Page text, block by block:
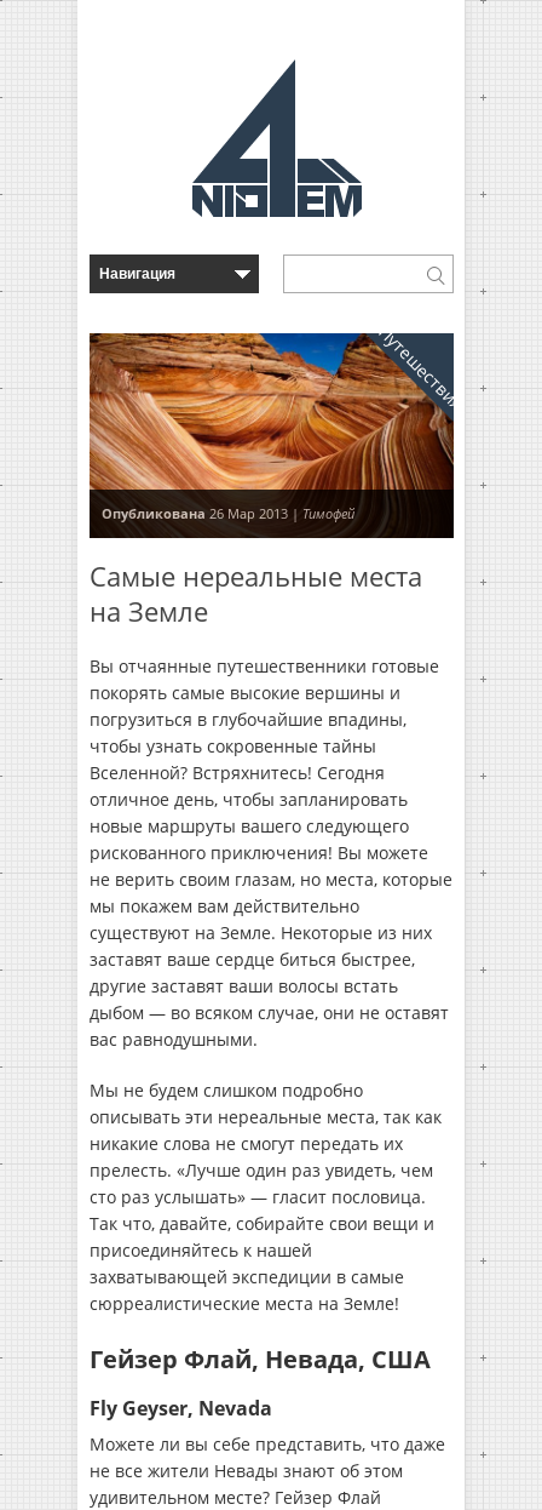
Путешествия
Опубликована 26 Мар 2013 | Тимофей
Самые нереальные места
на Земле
Вы отчаянные путешественники готовые
покорять самые высокие вершины и
погрузиться в глубочайшие впадины,
чтобы узнать сокровенные тайны
Вселенной? Встряхнитесь! Сегодня
отличное день, чтобы запланировать
новые маршруты вашего следующего
рискованного приключения! Вы можете
не верить своим глазам, но места, которые
мы покажем вам действительно
существуют на Земле. Некоторые из них
заставят ваше сердце биться быстрее,
другие заставят ваши волосы встать
дыбом — во всяком случае, они не оставят
вас равнодушными.
Мы не будем слишком подробно
описывать эти нереальные места, так как
никакие слова не смогут передать их
прелесть. «Лучше один раз увидеть, чем
сто раз услышать» — гласит пословица.
Так что, давайте, собирайте свои вещи и
присоединяйтесь к нашей
захватывающей экспедиции в самые
сюрреалистические места на Земле!
Гейзер Флай, Невада, США
Fly Geyser, Nevada
Можете ли вы себе представить, что даже
не все жители Невады знают об этом
удивительном месте? Гейзер Флай